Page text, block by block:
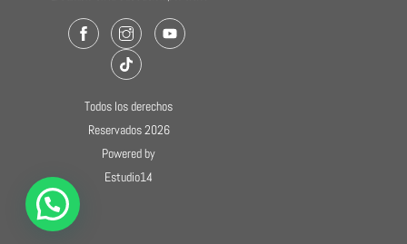
FacebookInstagramYoutube
TikTok
Todos los derechos
Reservados 2026
Powered by
Estudio14